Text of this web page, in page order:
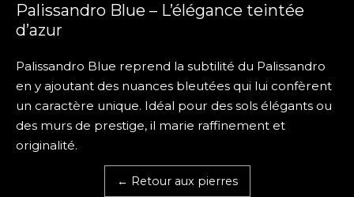
Palissandro Blue – L’élégance teintée
d’azur
Palissandro Blue reprend la subtilité du Palissandro
en y ajoutant des nuances bleutées qui lui confèrent
un caractère unique. Idéal pour des sols élégants ou
des murs de prestige, il marie raffinement et
originalité.
← Retour aux pierres